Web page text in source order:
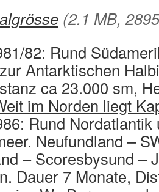
(2.1 MB,
82: Rund
Antarktischen
ca 23.000 sm,
im Norden liegt
Rund Nordatlantik
Neufundland –
– Scoresbysund –
Dauer 7 Monate,